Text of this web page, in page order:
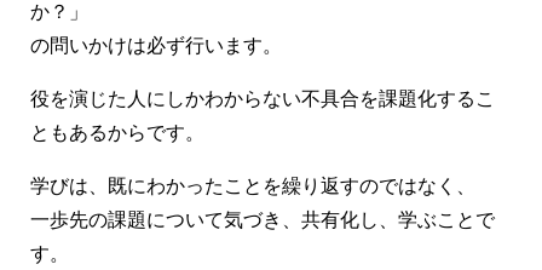
か？」
の問いかけは必ず行います。
役を演じた人にしかわからない不具合を課題化するこ
ともあるからです。
学びは、既にわかったことを繰り返すのではなく、
一歩先の課題について気づき、共有化し、学ぶことで
す。